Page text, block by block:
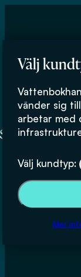
Välj
vänder sig
arbetar med
Välj kundtyp:
Mer